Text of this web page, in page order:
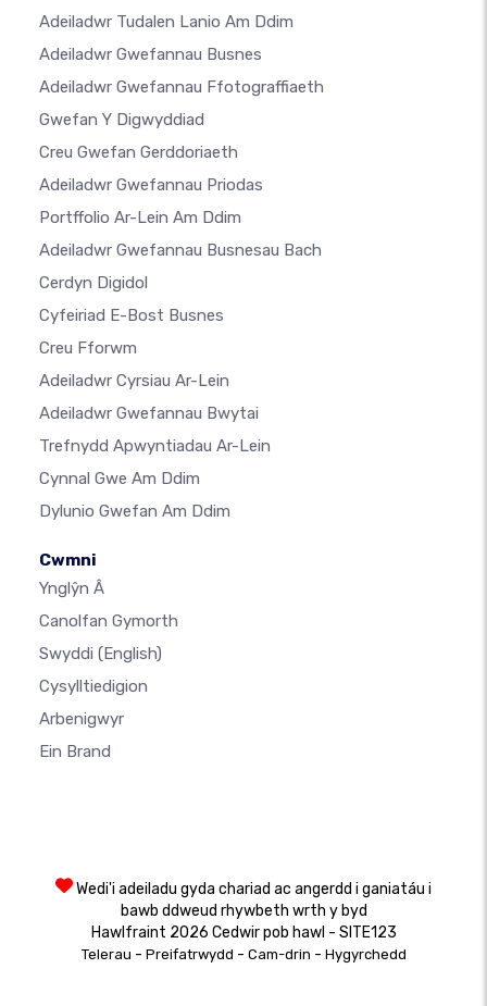
Adeiladwr Tudalen Lanio Am Ddim
Adeiladwr Gwefannau Busnes
Adeiladwr Gwefannau Ffotograffiaeth
Gwefan Y Digwyddiad
Creu Gwefan Gerddoriaeth
Adeiladwr Gwefannau Priodas
Portffolio Ar-Lein Am Ddim
Adeiladwr Gwefannau Busnesau Bach
Cerdyn Digidol
Cyfeiriad E-Bost Busnes
Creu Fforwm
Adeiladwr Cyrsiau Ar-Lein
Adeiladwr Gwefannau Bwytai
Trefnydd Apwyntiadau Ar-Lein
Cynnal Gwe Am Ddim
Dylunio Gwefan Am Ddim
Cwmni
Ynglŷn Â
Canolfan Gymorth
Swyddi (English)
Cysylltiedigion
Arbenigwyr
Ein Brand
Wedi'i adeiladu gyda chariad ac angerdd i ganiatáu i
bawb ddweud rhywbeth wrth y byd
Hawlfraint 2026 Cedwir pob hawl - SITE123
Telerau - Preifatrwydd - Cam-drin - Hygyrchedd